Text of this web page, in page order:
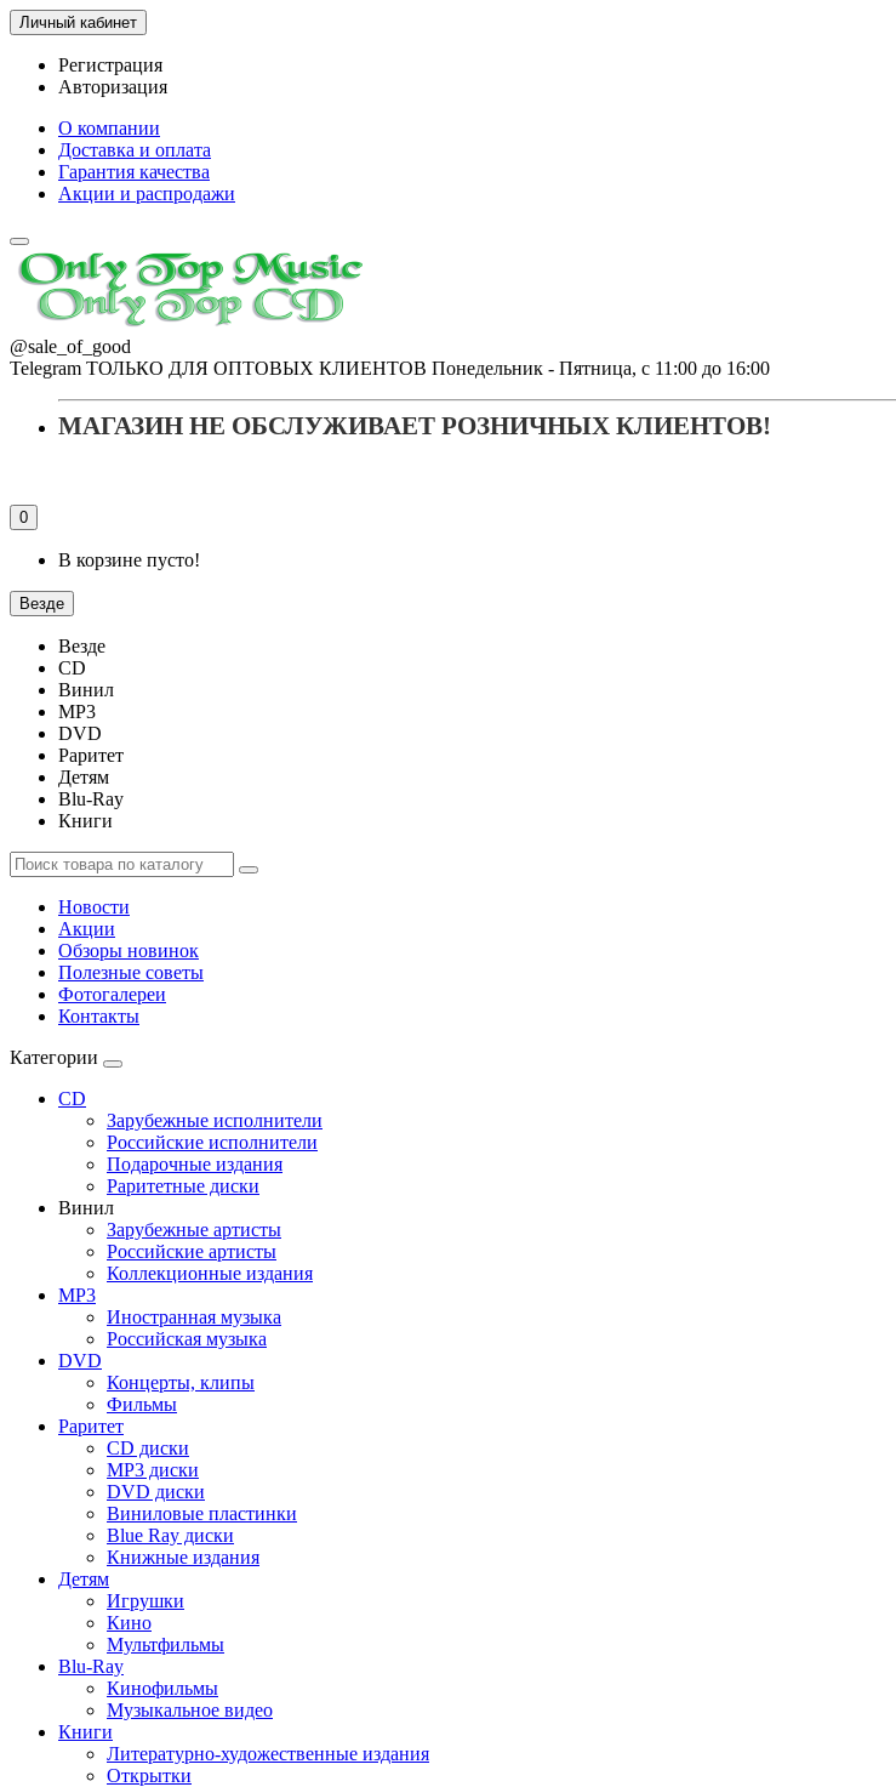
Личный кабинет
Регистрация
Авторизация
О компании
Доставка и оплата
Гарантия качества
Акции и распродажи
@sale_of_good
Telegram ТОЛЬКО ДЛЯ ОПТОВЫХ КЛИЕНТОВ Понедельник - Пятница, с 11:00 до 16:00
МАГАЗИН НЕ ОБСЛУЖИВАЕТ РОЗНИЧНЫХ КЛИЕНТОВ!
0
В корзине пусто!
Везде
Везде
CD
Винил
MP3
DVD
Раритет
Детям
Blu-Ray
Книги
Новости
Акции
Обзоры новинок
Полезные советы
Фотогалереи
Контакты
Категории
CD
Зарубежные исполнители
Российские исполнители
Подарочные издания
Раритетные диски
Винил
Зарубежные артисты
Российские артисты
Коллекционные издания
MP3
Иностранная музыка
Российская музыка
DVD
Концерты, клипы
Фильмы
Раритет
CD диски
MP3 диски
DVD диски
Виниловые пластинки
Blue Ray диски
Книжные издания
Детям
Игрушки
Кино
Мультфильмы
Blu-Ray
Кинофильмы
Музыкальное видео
Книги
Литературно-художественные издания
Открытки